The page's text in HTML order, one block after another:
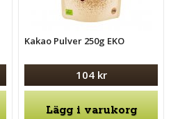
Kakao Pulver 250g EKO
104 kr
Lägg i varukorg